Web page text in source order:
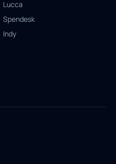
Lucca
Spendesk
Indy